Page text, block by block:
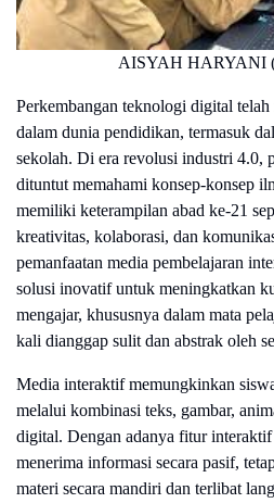
AISYAH HARYANI
Perkembangan teknologi digital telah
dalam dunia pendidikan, termasuk
sekolah. Di era revolusi industri 4.0,
dituntut memahami konsep-konsep
memiliki keterampilan abad ke-21
kreativitas, kolaborasi, dan
pemanfaatan media pembelajaran
solusi inovatif untuk meningkatkan
mengajar, khususnya dalam mata
kali dianggap sulit dan abstrak oleh
Media interaktif memungkinkan
melalui kombinasi teks, gambar,
digital. Dengan adanya fitur
menerima informasi secara pasif,
materi secara mandiri dan terlibat